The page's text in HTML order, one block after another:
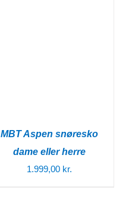
MBT Aspen snøresko
dame eller herre
1.999,00 kr.